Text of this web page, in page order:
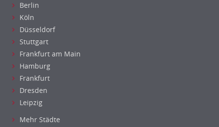
Berlin
Köln
Düsseldorf
Stuttgart
Frankfurt am Main
Hamburg
Frankfurt
Dresden
Leipzig
Mehr Städte